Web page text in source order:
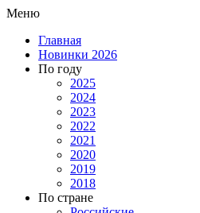
Меню
Главная
Новинки 2026
По году
2025
2024
2023
2022
2021
2020
2019
2018
По стране